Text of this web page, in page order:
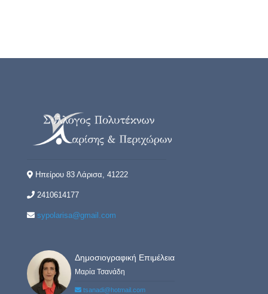
Ηπείρου 83 Λάρισα, 41222
2410614177
sypolarisa@gmail.com
Δημοσιογραφική Επιμέλεια
Μαρία Τσανάδη
tsanadi@hotmail.com